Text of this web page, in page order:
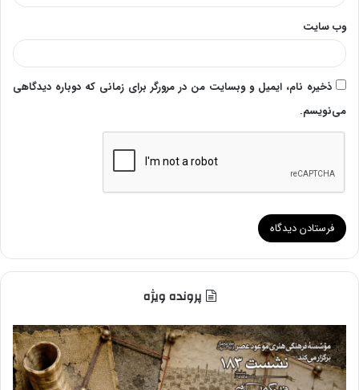
وب‌ سایت
ذخیره نام، ایمیل و وبسایت من در مرورگر برای زمانی که دوباره دیدگاهی
می‌نویسم.
پرونده ویژه